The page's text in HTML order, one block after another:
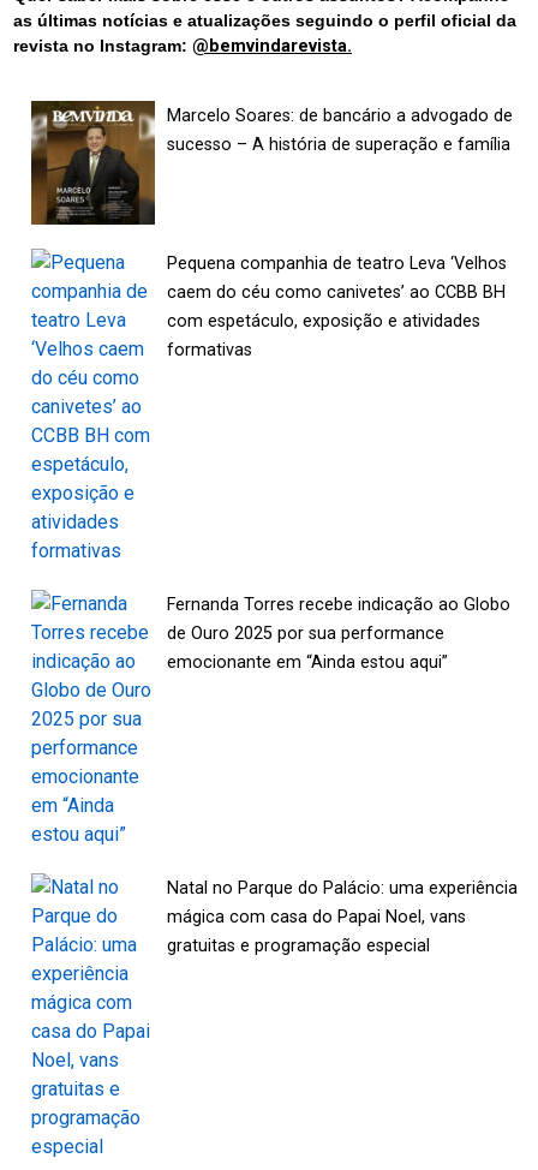
as últimas notícias e atualizações seguindo o perfil oficial da
revista no Instagram: @bemvindarevista.
Marcelo Soares: de bancário a advogado de
sucesso – A história de superação e família
Pequena companhia de teatro Leva ‘Velhos
caem do céu como canivetes’ ao CCBB BH
com espetáculo, exposição e atividades
formativas
Fernanda Torres recebe indicação ao Globo
de Ouro 2025 por sua performance
emocionante em “Ainda estou aqui”
Natal no Parque do Palácio: uma experiência
mágica com casa do Papai Noel, vans
gratuitas e programação especial